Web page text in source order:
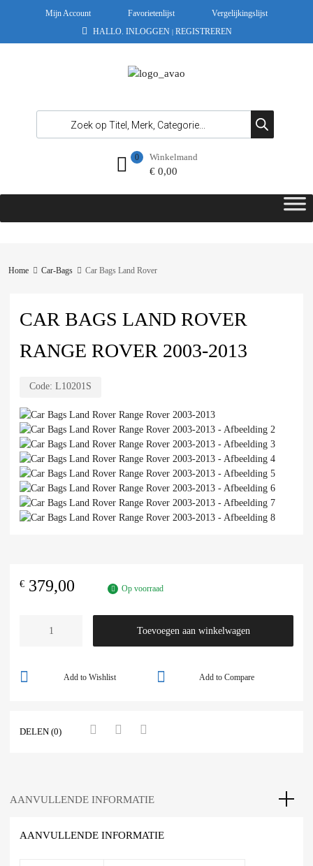
Mijn Account Favorietenlijst
Vergelijkingslijst
HALLO. INLOGGEN | REGISTREREN
Winkelmand
€0,00
0
Home Car-Bags Car Bags Land Rover
CAR BAGS LAND ROVER
RANGE ROVER 2003-2013
Code: L10201S
€ 379,00 Op voorraad
Toevoegen aan winkelwagen
Add to Compare
Add to Wishlist
DELEN (0)
AANVULLENDE INFORMATIE
AANVULLENDE INFORMATIE